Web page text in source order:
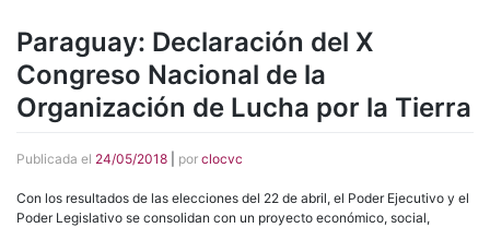
Paraguay: Declaración del X
Congreso Nacional de la
Organización de Lucha por la Tierra
Publicada el 24/05/2018 por clocvc
Con los resultados de las elecciones del 22 de abril, el Poder Ejecutivo y el
Poder Legislativo se consolidan con un proyecto económico, social,